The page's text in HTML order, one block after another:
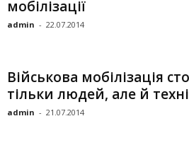
мобілізації
admin - 22.07.2014
Військова мобілізація
тільки людей, але й
admin - 21.07.2014